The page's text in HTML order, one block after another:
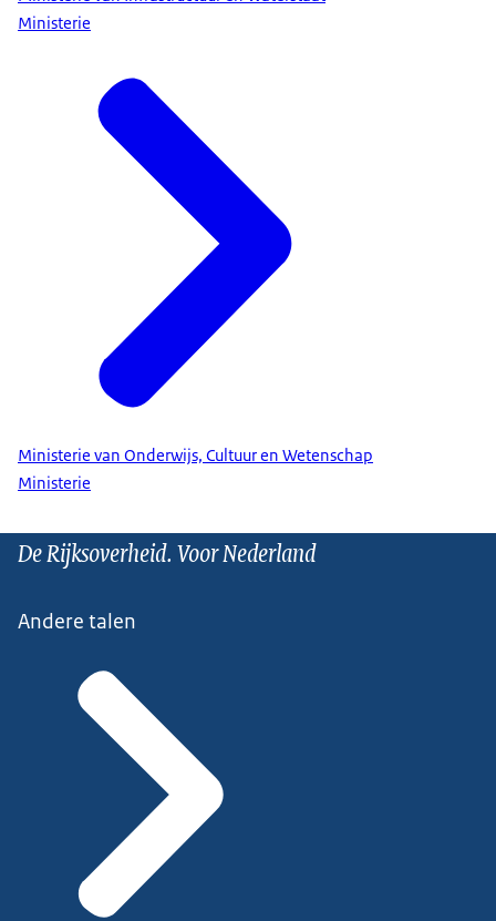
Ministerie
Ministerie van Onderwijs, Cultuur en Wetenschap
Ministerie
De Rijksoverheid. Voor Nederland
Andere talen